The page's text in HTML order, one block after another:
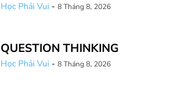
Học Phải Vui - 8 Tháng 8, 2026
QUESTION THINKING
Học Phải Vui - 8 Tháng 8, 2026